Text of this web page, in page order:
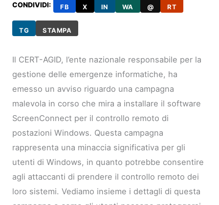
CONDIVIDI: FB X IN WA @ RT
TG STAMPA
Il CERT-AGID, l’ente nazionale responsabile per la
gestione delle emergenze informatiche, ha
emesso un avviso riguardo una campagna
malevola in corso che mira a installare il software
ScreenConnect per il controllo remoto di
postazioni Windows. Questa campagna
rappresenta una minaccia significativa per gli
utenti di Windows, in quanto potrebbe consentire
agli attaccanti di prendere il controllo remoto dei
loro sistemi. Vediamo insieme i dettagli di questa